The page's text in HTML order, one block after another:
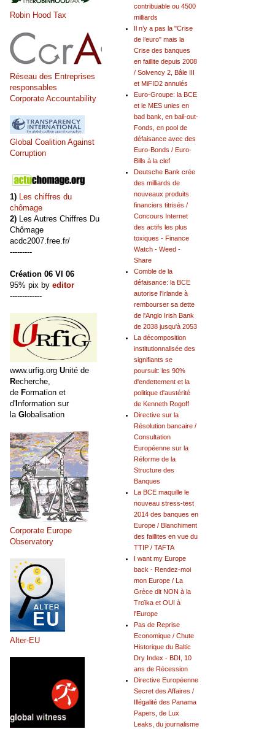
contribuable ou 4500
milliards
Il n’y a pas la "Crise
de l’euro" mais la
Crise des banques
en faillite depuis 2008
/ Solvency 2, Bâle III
et MiFID2 annulés
Euro-Groupe: la BCE
et le MES unies en
bad bank, en bail-out-
Fonds, en pool de
défaisance avec des
Euro-Bonds / Euro-
Bills à la clef
Deutsche Bank crée
des milliards de
nouveaux produits
financiers titrisés /
Concours Internet
des actifs les plus
toxiques - Finance
Watch - Weed -
Share
Comble de la
défaisance: la BCE
autorise l'Irlande à
rembourser sa dette
de l'Anglo Irish Bank
de 2038 jusqu'à 2053
La décomposition
institutionnalisée des
signifiants se
poursuit: les 90%
d'endettement et la
politique d'austérité
de Kenneth Rogoff
Directive sur la
Résolution bancaire /
Consultation
Européenne sur la
Réforme de la
Structure des
Banques
La BCE maquille le
nouveau stress-test
2014 des banques en
Europe / Blanchiment
des faillites en vue du
TTIP / TAFTA
I want my Europe
back - Rendez-moi
mon Europe / La
Grèce dit NON à la
Troïka et OUI à
l'Europe
Pas de Reprise
Economique / Chute
Historique du Baltic
Dry Index - BDI, 10
ans de Récession
Directive Européenne
Secret des Affaires /
Illégalité des Panama
Papers, de Lux
Leaks, du journalisme
Robin Hood Tax
Réseau des Entreprises
responsables
Corporate Accountability
Global Coalition Against
Corruption
1) Les chiffres du
chômage
2) Les Autres Chiffres Du
Chômage
acdc2007.free.fr/
---------
Création 06 VI 06
95% pix by editor
-------------
www.urfig.org Unité de
Recherche,
de Formation et
d'Information sur
la Globalisation
Corporate Europe
Observatory
Alter-EU